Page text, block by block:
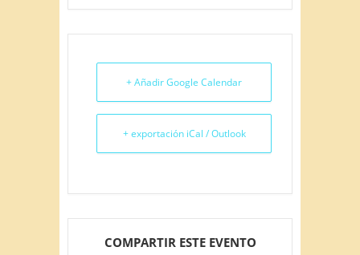
+ Añadir Google Calendar
+ exportación iCal / Outlook
COMPARTIR ESTE EVENTO